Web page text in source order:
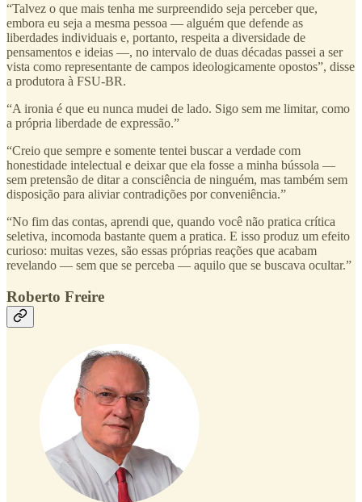
“Talvez o que mais tenha me surpreendido seja perceber que,
embora eu seja a mesma pessoa — alguém que defende as
liberdades individuais e, portanto, respeita a diversidade de
pensamentos e ideias —, no intervalo de duas décadas passei a ser
vista como representante de campos ideologicamente opostos”, disse
a produtora à FSU-BR.
“A ironia é que eu nunca mudei de lado. Sigo sem me limitar, como
a própria liberdade de expressão.”
“Creio que sempre e somente tentei buscar a verdade com
honestidade intelectual e deixar que ela fosse a minha bússola —
sem pretensão de ditar a consciência de ninguém, mas também sem
disposição para aliviar contradições por conveniência.”
“No fim das contas, aprendi que, quando você não pratica crítica
seletiva, incomoda bastante quem a pratica. E isso produz um efeito
curioso: muitas vezes, são essas próprias reações que acabam
revelando — sem que se perceba — aquilo que se buscava ocultar.”
Roberto Freire